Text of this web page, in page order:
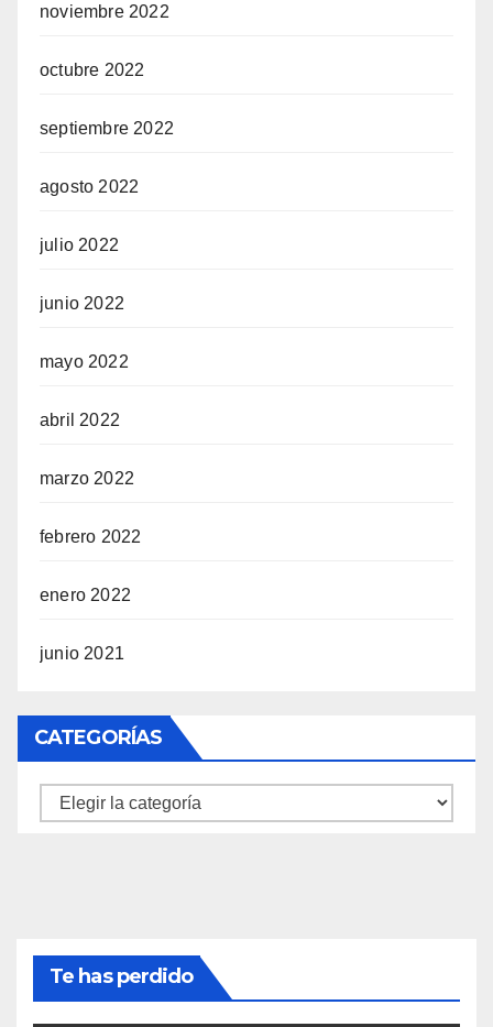
noviembre 2022
octubre 2022
septiembre 2022
agosto 2022
julio 2022
junio 2022
mayo 2022
abril 2022
marzo 2022
febrero 2022
enero 2022
junio 2021
CATEGORÍAS
Categorías
Te has perdido